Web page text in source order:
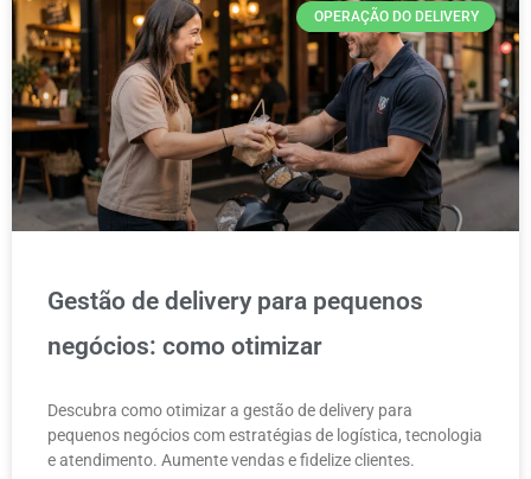
OPERAÇÃO DO DELIVERY
Gestão de delivery para pequenos
negócios: como otimizar
Descubra como otimizar a gestão de delivery para
pequenos negócios com estratégias de logística, tecnologia
e atendimento. Aumente vendas e fidelize clientes.